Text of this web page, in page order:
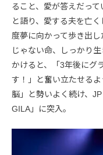
ること、愛が答えだって
と語り、愛する夫を亡
度夢に向かって歩き出
じゃない命、しっかり
かけると、「3年後にグ
す！」と奮い立たせる
脳」と勢いよく続け、
GILA」に突入。